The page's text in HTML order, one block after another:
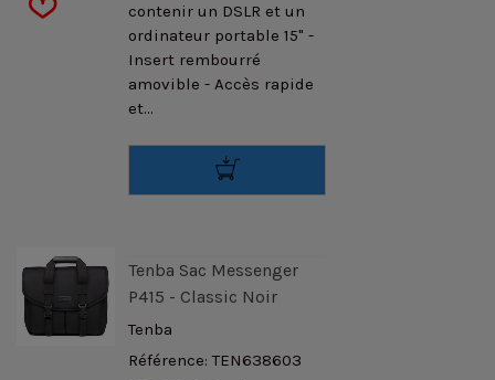
contenir un DSLR et un
ordinateur portable 15" -
Insert rembourré
amovible - Accès rapide
et...
Tenba Sac Messenger
P415 - Classic Noir
Tenba
Référence: TEN638603